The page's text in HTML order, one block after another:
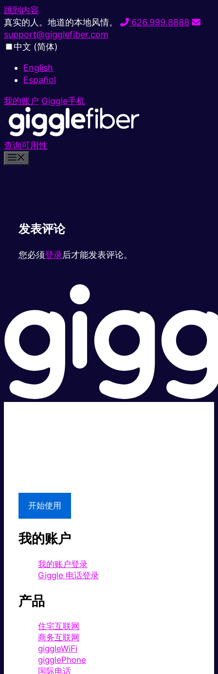
跳到内容
真实的人。地道的本地风情。
626.999.8888
support@gigglefiber.com
中文 (简体)
English
Español
我的账户 Giggle手机
查询可用性
发表评论
您必须登录后才能发表评论。
开始使用
我的账户
我的账户登录
Giggle 电话登录
产品
住宅互联网
商务互联网
giggleWiFi
gigglePhone
国际电话